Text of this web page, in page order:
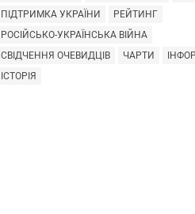
ПІДТРИМКА УКРАЇНИ
РЕЙТИНГ
РОСІЙСЬКО-УКРАЇНСЬКА ВІЙНА
СВІДЧЕННЯ ОЧЕВИДЦІВ
ЧАРТИ
ІСТОРІЯ